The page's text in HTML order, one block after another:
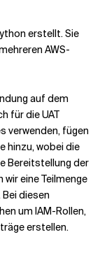
erstellt. Sie
AWS-
auf dem
für die UAT
verwenden, fügen
hinzu, wobei die
Bereitstellung der
eine Teilmenge
diesen
um IAM-Rollen,
erstellen.